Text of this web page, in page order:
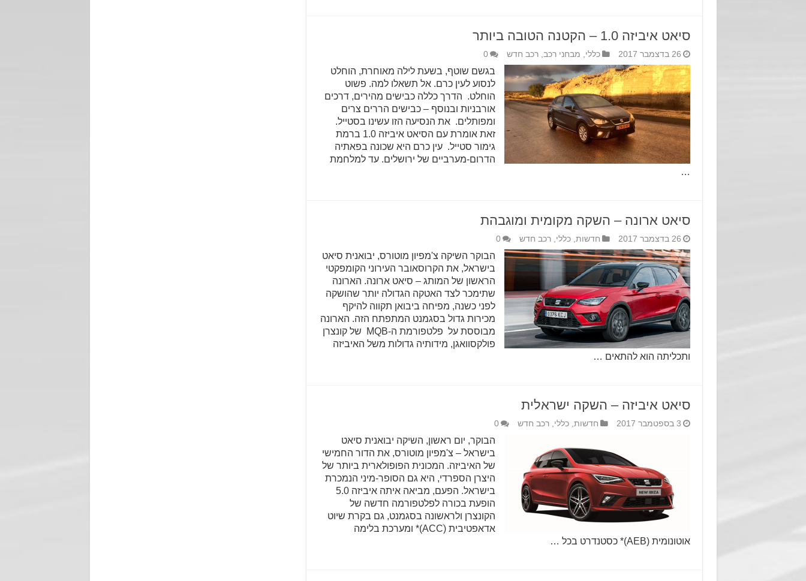
סיאט איביזה 1.0 – הקטנה הטובה ביותר
26 בדצמבר 2017 כללי, מבחני רכב,רכב חדש 0
בגשם שוטף, בשעת לילה מאוחרת, הוחלט
לנסוע לעין כרם. אל תשאלו למה. פשוט
הוחלט. הדרך כללה כבישים מהירים, דרכים
אורבניות ובנוסף – כבישים הררים צרים
ומפותלים. את הנסיעה הזו עשינו בסטייל.
זאת אומרת עם הסיאט איביזה 1.0 ברמת
גימור סטייל. עין כרם היא שכונה בפאתיה
הדרום-מערביים של ירושלים. עד למלחמת
…
סיאט ארונה – השקה מקומית ומוגבהת
26 בדצמבר 2017 חדשות,כללי,רכב חדש 0
הבוקר השיקה צ'מפיון מוטורס, יבואנית סיאט
בישראל, את הקרוסאובר העירוני הקומפקטי
הראשון של המותג – סיאט ארונה. הארונה
שתימכר לצד האטקה הגדולה יותר שהושקה
לפני כשנה, מפיחה ביבואן תקווה להיקף
מכירות גדול בסגמנט המתפתח הזה. הארונה
מבוססת על פלטפורמת ה-MQB של קונצרן
פולקסוואגן, מידותיה גדולות משל האיביזה
ותכליתה הוא להתאים …
סיאט איביזה – השקה ישראלית
3 בספטמבר 2017 חדשות,כללי,רכב חדש 0
הבוקר, יום ראשון, השיקה יבואנית סיאט
בישראל – צ'מפיון מוטורס, את הדור החמישי
של האיביזה. המכונית הפופולארית ביותר של
היצרן הספרדי, היא גם הסופר-מיני הנמכרת
בישראל. הפעם, מביאה איתה איביזה 5.0
הופעת בכורה לפלטפורמה חדשה של
הקונצרן ולראשונה בסגמנט, גם בקרת שיוט
אדאפטיבית (ACCׂ)* ומערכת בלימה
אוטונומית (AEB)* כסטנדרט בכל …